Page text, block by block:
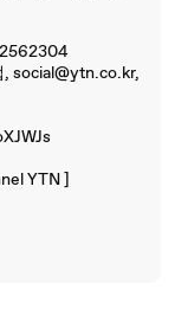
social@ytn.co.kr,
YTN ]